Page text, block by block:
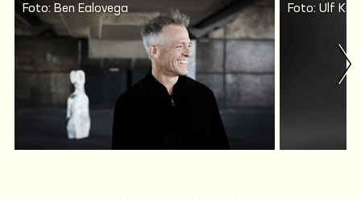
Foto: Ben Ealovega
Foto: Ulf